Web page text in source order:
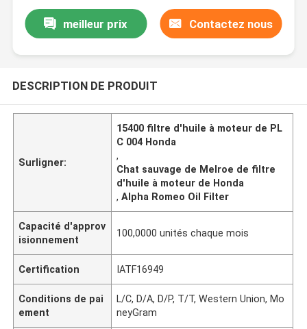
meilleur prix Contactez nous
DESCRIPTION DE PRODUIT
Surligner:
15400 filtre d'huile à moteur de PL
C 004 Honda
,
Chat sauvage de Melroe de filtre
d'huile à moteur de Honda
,Alpha Romeo Oil Filter
Capacité d'approv
isionnement
100,0000 unités chaque mois
Certification IATF16949
Conditions de pai
ement
L/C, D/A, D/P, T/T, Western Union, Mo
neyGram